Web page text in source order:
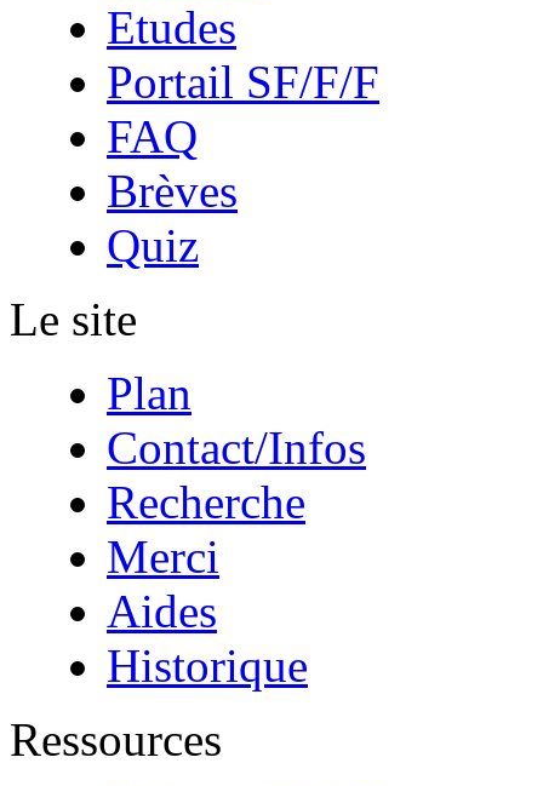
Etudes
Portail SF/F/F
FAQ
Brèves
Quiz
Le site
Plan
Contact/Infos
Recherche
Merci
Aides
Historique
Ressources